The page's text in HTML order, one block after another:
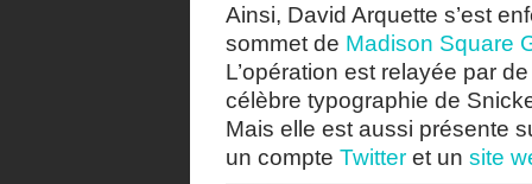
Ainsi, David Arquette s’est
sommet de Madison Square
L’opération est relayée par
célèbre typographie de
Mais elle est aussi présente
un compte Twitter et un site